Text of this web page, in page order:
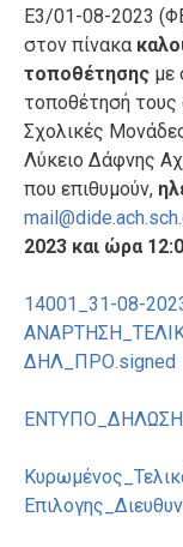
Ε3/01-08-2023
στον πίνακα
τοποθέτησης με
τοποθέτησή τους
Σχολικές
Λύκειο Δάφνης
που επιθυμούν,
2023 και ώρα
14001_31-08-
ΔΗΛ_ΠΡΟ.signed